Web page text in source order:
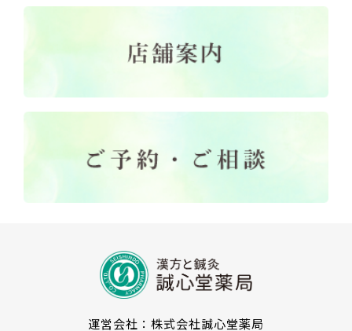
運営会社：株式会社誠心堂薬局